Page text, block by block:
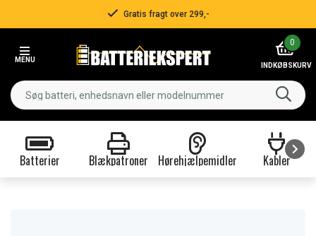
Gratis fragt over 299,-
MENU
0
INDKØBSKURV
Batterier Blækpatroner Hørehjælpemidler Kabler